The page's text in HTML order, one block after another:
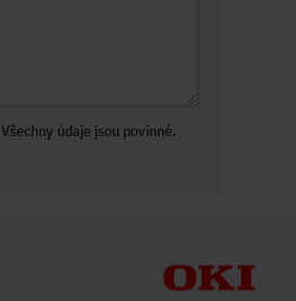
Všechny údaje jsou povinné.